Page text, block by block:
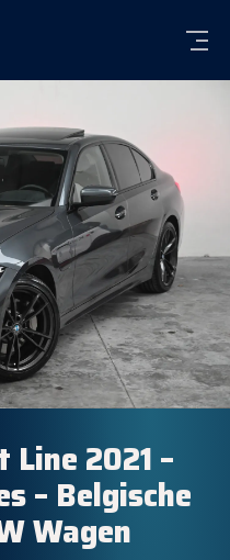
2021 –
– Belgische
Wagen